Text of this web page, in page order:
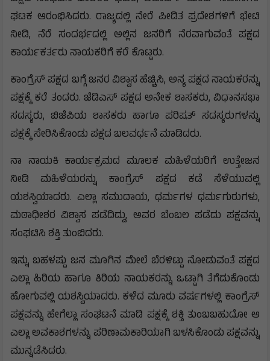
ಘಟಕ ಆರಂಭಿಸಿದರು. ರಾಜ್ಯದಲ್ಲಿ ನೇರೆ ಪೀಡಿತ ಪ್ರದೇಶಗಳಿಗೆ ಭೇಟಿ
ನೀಡಿ, ನೆರೆ ಸಂದರ್ಭದಲ್ಲಿ ಅಲ್ಲಿನ ಜನರಿಗೆ ನೆರವಾಗುವಂತೆ ಪಕ್ಷದ
ಕಾರ್ಯಕರ್ತರು ನಾಯಕರಿಗೆ ಕರೆ ಕೊಟ್ಟರು.
ಕಾಂಗ್ರೆಸ್ ಪಕ್ಷದ ಬಗ್ಗೆ ಜನರ ವಿಶ್ವಾಸ ಹೆಚ್ಚಿಸಿ, ಅನ್ಯ ಪಕ್ಷದ ನಾಯಕರನ್ನು
ಪಕ್ಷಕ್ಕೆ ಕರೆ ತಂದರು. ಜೆಡಿಎಸ್ ಪಕ್ಷದ ಅನೇಕ ಶಾಸಕರು, ವಿಧಾನಸಭಾ
ಸದಸ್ಯರು, ಬಿಜೆಪಿಯ ಶಾಸಕರು ಹಾಗೂ ಪರಿಷತ್ ಸದಸ್ಯರುಗಳನ್ನು
ಪಕ್ಷಕ್ಕೆ ಸೇರಿಸಿಕೊಂಡು ಪಕ್ಷದ ಬಲವರ್ಧನೆ ಮಾಡಿದರು.
ನಾ ನಾಯಕಿ ಕಾರ್ಯಕ್ರಮದ ಮೂಲಕ ಮಹಿಳೆಯರಿಗೆ ಉತ್ತೇಜನ
ನೀಡಿ ಮಹಿಳೆಯರನ್ನು ಕಾಂಗ್ರೆಸ್ ಪಕ್ಷದ ಕಡೆ ಸೆಳೆಯುವಲ್ಲಿ
ಯಶಸ್ವಿಯಾದರು. ಎಲ್ಲಾ ಸಮುದಾಯ, ಧರ್ಮಗಳ ಧರ್ಮಗುರುಗಳು,
ಮಠಾಧೀಶರ ವಿಶ್ವಾಸ ಪಡೆದಿದ್ದು, ಅವರ ಬೆಂಬಲ ಪಡೆದು ಪಕ್ಷವನ್ನು
ಸಂಘಟಿಸಿ ಶಕ್ತಿ ತುಂಬಿದರು.
ಇನ್ನು ಬಹಳಷ್ಟು ಜನ ಮೂಗಿನ ಮೇಲೆ ಬೆರಳಿಟ್ಟು ನೋಡುವಂತೆ ಪಕ್ಷದ
ಎಲ್ಲಾ ಹಿರಿಯ ಹಾಗೂ ಕಿರಿಯ ನಾಯಕರನ್ನು ಒಟ್ಟಾಗಿ ತೆಗೆದುಕೊಂಡು
ಹೋಗುವಲ್ಲಿ ಯಶಸ್ವಿಯಾದರು. ಕಳೆದ ಮೂರು ವರ್ಷಗಳಲ್ಲಿ ಕಾಂಗ್ರೆಸ್
ಪಕ್ಷವನ್ನು ಹೇಗೆಲ್ಲಾ ಸಂಘಟನೆ ಮಾಡಿ ಪಕ್ಷಕ್ಕೆ ಶಕ್ತಿ ತುಂಬಬಹುದೋ ಆ
ಎಲ್ಲಾ ಅವಕಾಶಗಳನ್ನು ಪರಿಣಾಮಕಾರಿಯಾಗಿ ಬಳಸಿಕೊಂಡು ಪಕ್ಷವನ್ನು
ಮುನ್ನಡೆಸಿದರು.